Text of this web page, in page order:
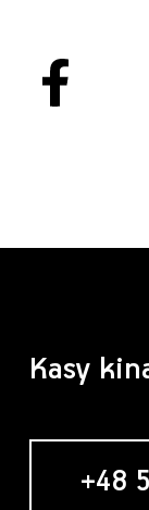
Kasy
+48